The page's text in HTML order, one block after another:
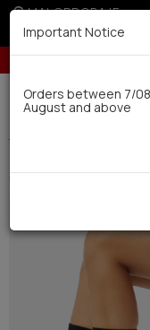
MALOPRODAJE
10%
Thermal
SORTIRATI
Important Notice
Orders between 7/
August and above